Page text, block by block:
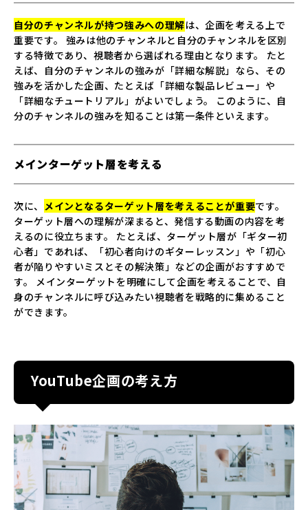
自分のチャンネルが持つ強みへの理解は、企画を考える上で
重要です。 強みは他のチャンネルと自分のチャンネルを区別
する特徴であり、視聴者から選ばれる理由となります。 たと
えば、自分のチャンネルの強みが「詳細な解説」なら、その
強みを活かした企画、たとえば「詳細な製品レビュー」や
「詳細なチュートリアル」がよいでしょう。 このように、自
分のチャンネルの強みを知ることは第一条件といえます。
メインターゲット層を考える
次に、 メインとなるターゲット層を考えることが重要です。
ターゲット層への理解が深まると、発信する動画の内容を考
えるのに役立ちます。 たとえば、ターゲット層が「ギター初
心者」であれば、「初心者向けのギターレッスン」や「初心
者が陥りやすいミスとその解決策」などの企画がおすすめで
す。 メインターゲットを明確にして企画を考えることで、自
身のチャンネルに呼び込みたい視聴者を戦略的に集めること
ができます。
YouTube企画の考え方